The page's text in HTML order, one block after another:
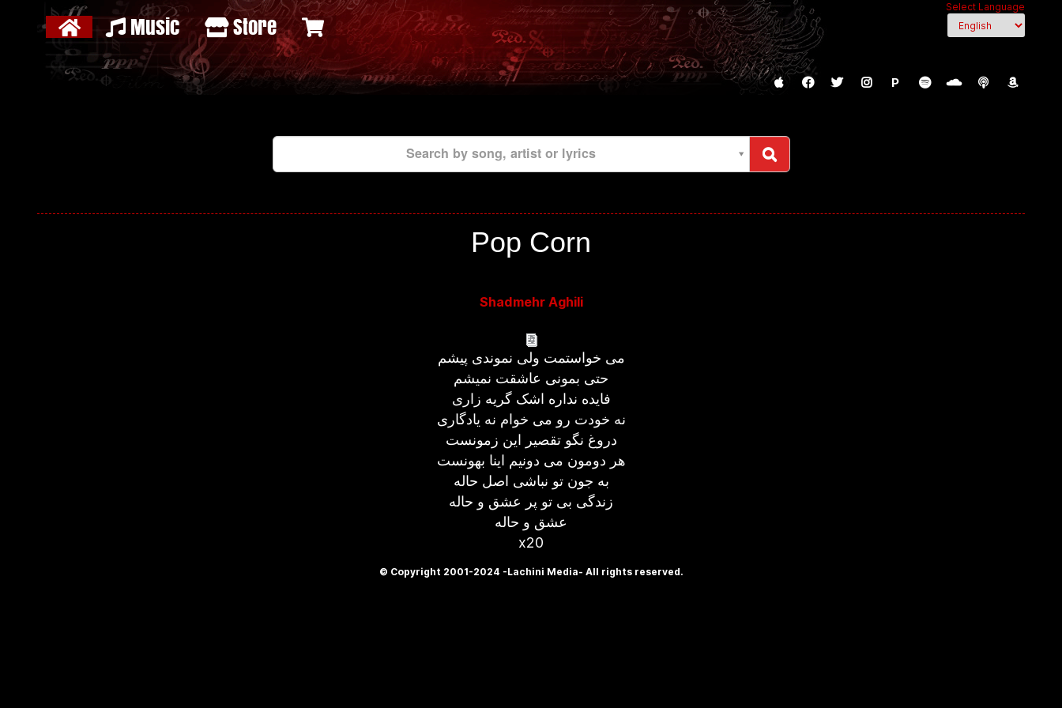
Select Language
Music Store
P
Search by song, artist or lyrics
Pop Corn
Shadmehr Aghili
می خواستمت ولی نموندی پیشم
حتی بمونی عاشقت نمیشم
فایده نداره اشک گریه زاری
نه خودت رو می خوام نه یادگاری
دروغ نگو تقصیر این زمونست
هر دومون می دونیم اینا بهونست
به جون تو نباشی اصل حاله
زندگی بی تو پر عشق و حاله
عشق و حاله
x20
© Copyright 2001-2024 -Lachini Media- All rights reserved.